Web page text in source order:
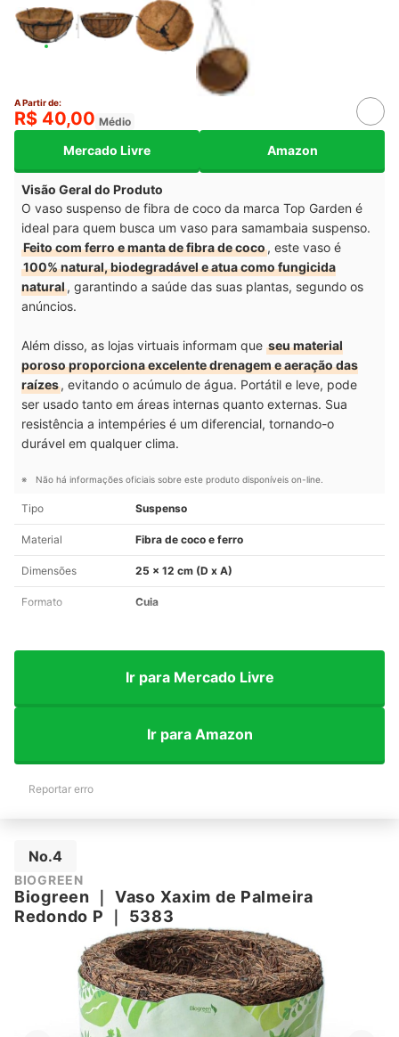
A Partir de:
R$ 40,00 Médio
Mercado Livre Amazon
Visão Geral do Produto
O vaso suspenso de fibra de coco da marca Top Garden é
ideal para quem busca um vaso para samambaia suspenso.
Feito com ferro e manta de fibra de coco, este vaso é
100% natural, biodegradável e atua como fungicida
natural, garantindo a saúde das suas plantas, segundo os
anúncios.
Além disso, as lojas virtuais informam que seu material
poroso proporciona excelente drenagem e aeração das
raízes, evitando o acúmulo de água. Portátil e leve, pode
ser usado tanto em áreas internas quanto externas. Sua
resistência a intempéries é um diferencial, tornando-o
durável em qualquer clima.
Não há informações oficiais sobre este produto disponíveis on-line.
Tipo Suspenso
Material Fibra de coco e ferro
Dimensões 25 x 12 cm (D x A)
Formato Cuia
Ir para Mercado Livre
Ir para Amazon
Reportar erro
No.4
BIOGREEN
Biogreen
Vaso Xaxim de Palmeira
Redondo P
5383